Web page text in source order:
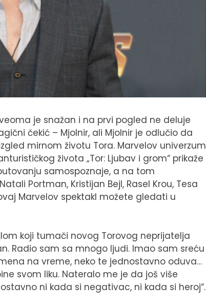
je snažan i na prvi pogled ne deluje
čekić – Mjolnir, ali Mjolnir je odlučio da
mirnom životu Tora. Marvelov univerzum
života „Tor: Ljubav i grom“ prikaže
samospoznaje, a na tom
Portman, Kristijan Bejl, Rasel Krou, Tesa
Marvelov spektakl možete gledati u
koji tumači novog Torovog neprijatelja
Radio sam sa mnogo ljudi. Imao sam sreću
na vreme, neko te jednostavno oduva…
svom liku. Nateralo me je da još više
ni kada si negativac, ni kada si heroj“.